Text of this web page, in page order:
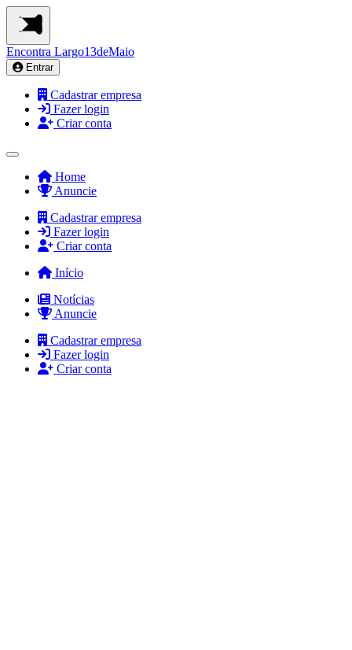
Encontra Largo13deMaio
Entrar
Cadastrar empresa
Fazer login
Criar conta
Home
Anuncie
Cadastrar empresa
Fazer login
Criar conta
Início
Notícias
Anuncie
Cadastrar empresa
Fazer login
Criar conta